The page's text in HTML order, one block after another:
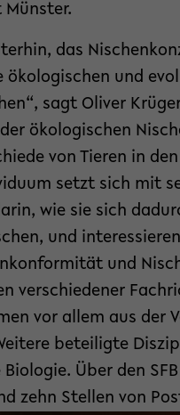
das
und
sagt Oliver
ökologischen
von Tieren in
setzt sich mit
wie sie sich
und
und
verschiedener
vor allem aus der
beteiligte
Über den
zehn Stellen von